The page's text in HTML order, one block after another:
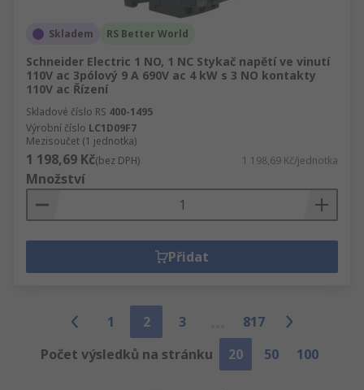
Skladem RS Better World
Schneider Electric 1 NO, 1 NC Stykač napětí ve vinutí
110V ac 3pólový 9 A 690V ac 4 kW s 3 NO kontakty
110V ac Řízení
Skladové číslo RS 400-1495
Výrobní číslo LC1D09F7
Mezisoučet (1 jednotka)
1 198,69 Kč(bez DPH) 1 198,69 Kč/jednotka
Množství
Přidat
1 2 3
817
Počet výsledků na stránku
20 50 100